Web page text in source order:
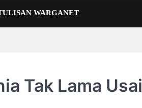
WARGANET
Tak Lama Usai